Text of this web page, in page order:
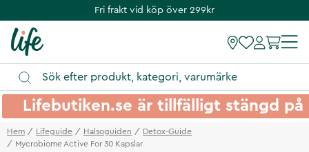
Fri frakt vid köp över 299kr
Lifebutiken.se är tillfälligt stängd
Hem Lifeguide Halsoguiden
Detox-Guide
Mycrobiome Active For 30 Kapslar